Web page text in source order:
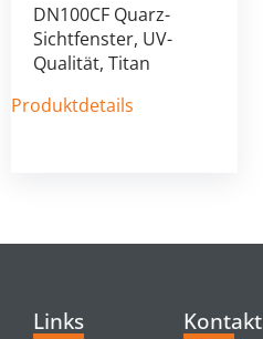
DN100CF Quarz-
Sichtfenster, UV-
Qualität, Titan
Produktdetails
Links Kontakt